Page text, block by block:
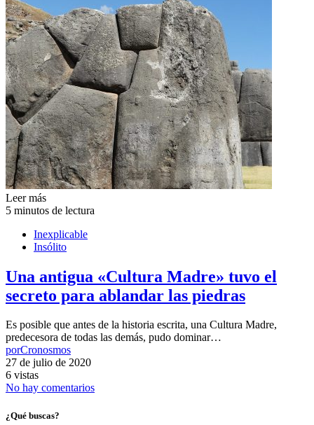
Leer más
5 minutos de lectura
Inexplicable
Insólito
Una antigua «Cultura Madre» tuvo el
secreto para ablandar las piedras
Es posible que antes de la historia escrita, una Cultura Madre,
predecesora de todas las demás, pudo dominar…
porCronosmos
27 de julio de 2020
6 vistas
No hay comentarios
¿Qué buscas?